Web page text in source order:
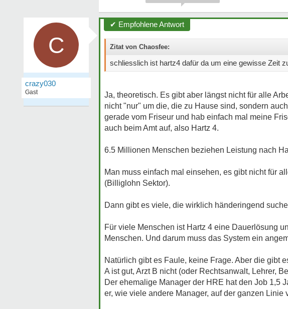
C
crazy030
Gast
✔ Empfohlene Antwort
Zitat von Chaosfee:
schliesslich ist hartz4 dafür da um eine gewisse Zeit
Ja, theoretisch. Es gibt aber längst nicht für alle
nicht "nur" um die, die zu Hause sind, sondern
gerade vom Friseur und hab einfach mal meine
auch beim Amt auf, also Hartz 4.
6.5 Millionen Menschen beziehen Leistung nach
Man muss einfach mal einsehen, es gibt nicht für
(Billiglohn Sektor).
Dann gibt es viele, die wirklich händeringend
Für viele Menschen ist Hartz 4 eine Dauerlösung
Menschen. Und darum muss das System ein
Natürlich gibt es Faule, keine Frage. Aber die gibt
A ist gut, Arzt B nicht (oder Rechtsanwalt, Lehrer,
Der ehemalige Manager der HRE hat den Job 1,5
er, wie viele andere Manager, auf der ganzen Linie